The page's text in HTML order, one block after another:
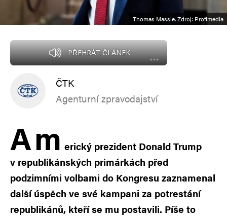
Thomas Massie. Zdroj: Profimedia
PŘEHRÁT ČLÁNEK
ČTK
Agenturní zpravodajství
Am erický prezident Donald Trump
v republikánských primárkách před
podzimními volbami do Kongresu zaznamenal
další úspěch ve své kampani za potrestání
republikánů, kteří se mu postavili. Píše to